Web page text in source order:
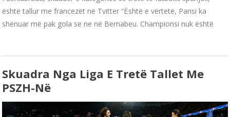
është tallur me francezët në Tvitter “Është e vërtetë, Parisi ka
shënuar më pak gola se ne në Bernabeu. Championsi nuk është
Skuadra Nga Liga E Tretë Tallet Me
PSZH-Në